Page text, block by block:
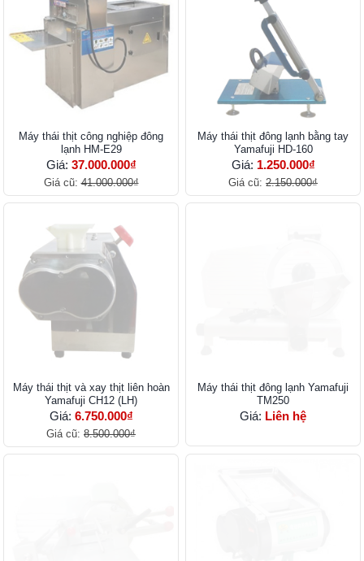
Máy thái thịt công nghiệp đông
lạnh HM-E29
Giá: 37.000.000₫
Giá cũ:41.000.000₫
Máy thái thịt đông lạnh bằng tay
Yamafuji HD-160
Giá: 1.250.000₫
Giá cũ: 2.150.000₫
Máy thái thịt và xay thịt liên hoàn
Yamafuji CH12 (LH)
Giá: 6.750.000₫
Giá cũ: 8.500.000₫
Máy thái thịt đông lạnh Yamafuji
TM250
Giá: Liên hệ